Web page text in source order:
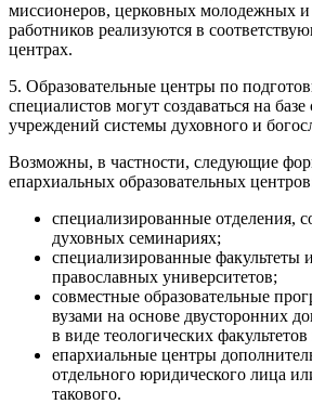
миссионеров, церковных молодежных
работников реализуются в
центрах.
5. Образовательные центры по
специалистов могут создаваться на
учреждений системы духовного и
Возможны, в частности, следующие
епархиальных образовательных
специализированные отделения,
духовных семинариях;
специализированные факультеты
православных университетов;
совместные образовательные
вузами на основе двусторонних
в виде теологических
епархиальные центры
отдельного юридического лица
такового.